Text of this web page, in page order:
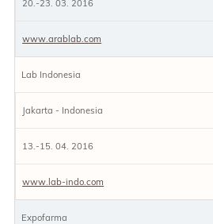
20.-23. 03. 2016
www.arablab.com
Lab Indonesia
Jakarta - Indonesia
13.-15. 04. 2016
www.lab-indo.com
Expofarma